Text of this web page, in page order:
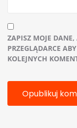
ZAPISZ MOJE
PRZEGLĄDARCE
KOLEJNYCH